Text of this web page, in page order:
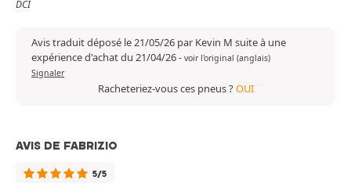
DCI
Avis traduit déposé le 21/05/26 par Kevin M suite à une
expérience d'achat du 21/04/26- voir l'original (anglais)
Signaler
Racheteriez-vous ces pneus ?OUI
AVIS DE FABRIZIO
5/5